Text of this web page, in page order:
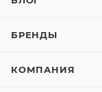
БРЕНДЫ
КОМПАНИЯ